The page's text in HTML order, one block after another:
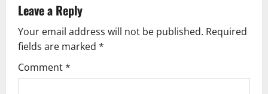
a
v
i
Leave a Reply
Your email address will not be published. Required
fields are marked *
Comment*